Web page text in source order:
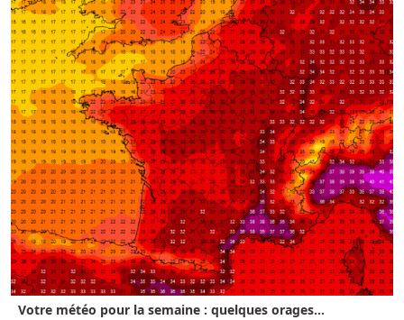
Votre météo pour la semaine : quelques orages...